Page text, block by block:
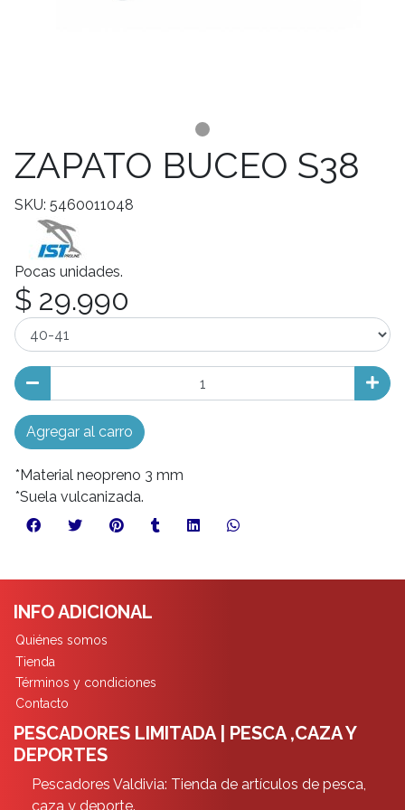
ZAPATO BUCEO S38
SKU: 5460011048
Pocas unidades.
$ 29.990
Agregar al carro
*Material neopreno 3 mm
*Suela vulcanizada.
INFO ADICIONAL
Quiénes somos
Tienda
Términos y condiciones
Contacto
PESCADORES LIMITADA | PESCA ,CAZA Y
DEPORTES
Pescadores Valdivia: Tienda de artículos de pesca,
caza y deporte.